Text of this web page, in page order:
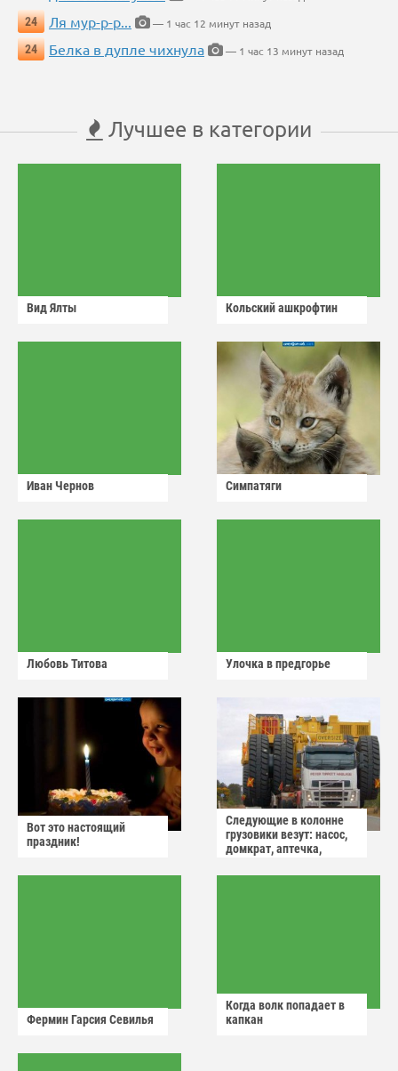
24
Ля мур-р-р...
— 1 час 12 минут назад
24
Белка в дупле чихнула — 1 час 13 минут назад
Лучшее в категории
Вид Ялты Кольский ашкрофтин
Иван Чернов Симпатяги
Любовь Титова Улочка в предгорье
Вот это настоящий
праздник!
Следующие в колонне
грузовики везут: насос,
домкрат, аптечка,
Фермин Гарсия Севилья
Когда волк попадает в
капкан